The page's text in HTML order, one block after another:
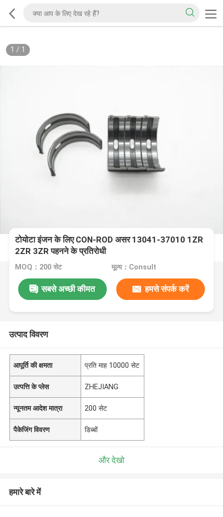
1 / 1
टोयोटा इंजन के लिए CON-ROD असर 13041-37010 1ZR
2ZR 3ZR पहनने के प्रतिरोधी
MOQ：200 सेट मूल्य：Consult
सबसे अच्छी कीमत हमसे संपर्क करें
उत्पाद विवरण
आपूर्ति की क्षमता प्रति माह 10000 सेट
उत्पत्ति के प्लेस ZHEJIANG
न्यूनतम आदेश मात्रा 200 सेट
पैकेजिंग विवरण डिब्बों
और देखो
हमारे बारे में